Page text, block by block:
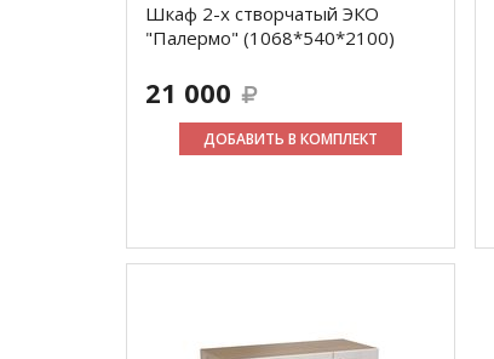
Шкаф 2-х створчатый ЭКО
"Палермо" (1068*540*2100)
21 000
ДОБАВИТЬ В КОМПЛЕКТ